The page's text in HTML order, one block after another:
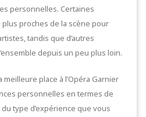
personnelles. Certaines
proches de la scène pour
tandis que d’autres
depuis un peu plus loin.
place à l’Opéra Garnier
personnelles en termes de
type d’expérience que vous